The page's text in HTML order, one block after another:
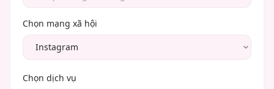
Chọn mạng xã hội
Chọn dịch vụ